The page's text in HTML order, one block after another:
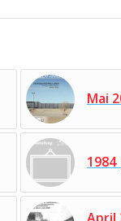
Mai
1984
April